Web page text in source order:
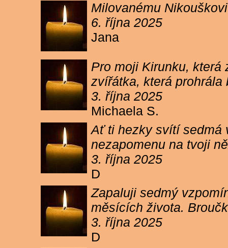
Milovanému
6. října 2025
Jana
Pro moji Kirunku, která
zvířátka, která prohrála
3. října 2025
Michaela S.
Ať ti hezky svítí sedmá
nezapomenu na tvoji
3. října 2025
D
Zapaluji sedmý
měsících života.
3. října 2025
D